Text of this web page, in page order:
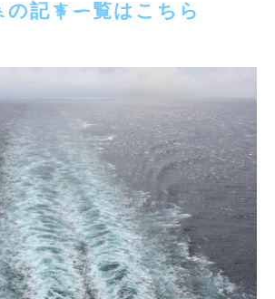
の記事一覧はこちら